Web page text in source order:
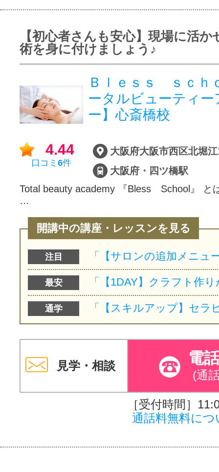
【初心者さんも安心】現場に活か
術を身に付けましょう♪
Ｂｌｅｓｓ ｓｃｈ
ータルビューティー
ー】心斎橋校
4.44
口コミ 6件
大阪府大阪市西区北堀
大阪府・四ツ橋駅
Total beauty academy 『Bless School』
…
開講中の講座・レッスンを見る
注目
最安
通学
見学・相談 電
(通
［受付時間］
通話料無料につ